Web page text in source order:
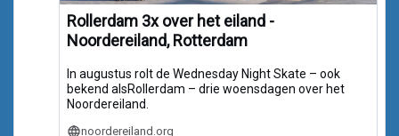
Rollerdam 3x over het eiland -
Noordereiland, Rotterdam
In augustus rolt de Wednesday Night Skate – ook
bekend alsRollerdam – drie woensdagen over het
Noordereiland.
noordereiland.org